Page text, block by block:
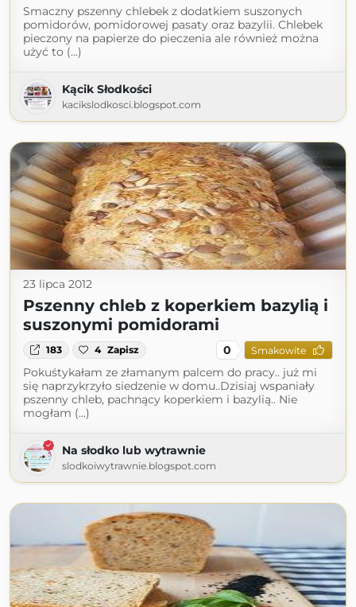
Smaczny pszenny chlebek z dodatkiem suszonych
pomidorów, pomidorowej pasaty oraz bazylii. Chlebek
pieczony na papierze do pieczenia ale również można
użyć to (...)
Kącik Słodkości
kacikslodkosci.blogspot.com
23 lipca 2012
Pszenny chleb z koperkiem bazylią i
suszonymi pomidorami
183 4 Zapisz 0 Smakowite
Pokuśtykałam ze złamanym palcem do pracy.. już mi
się naprzykrzyło siedzenie w domu..Dzisiaj wspaniały
pszenny chleb, pachnący koperkiem i bazylią.. Nie
mogłam (...)
Na słodko lub wytrawnie
slodkoiwytrawnie.blogspot.com